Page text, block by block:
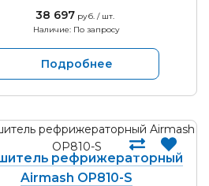
38 697руб. / шт.
Наличие: По запросу
Подробнее
рефрижераторный
Airmash OP810-S